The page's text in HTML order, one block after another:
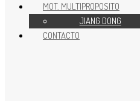
REPUESTOS MOTOR 75HP
MOT. MULTIPROPOSITO
JIANG DONG
CONTACTO